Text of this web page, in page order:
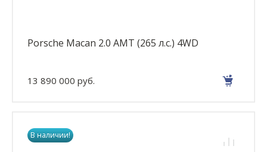
Porsche Macan 2.0 AMT (265 л.с.) 4WD
13 890 000 руб.
В наличии!